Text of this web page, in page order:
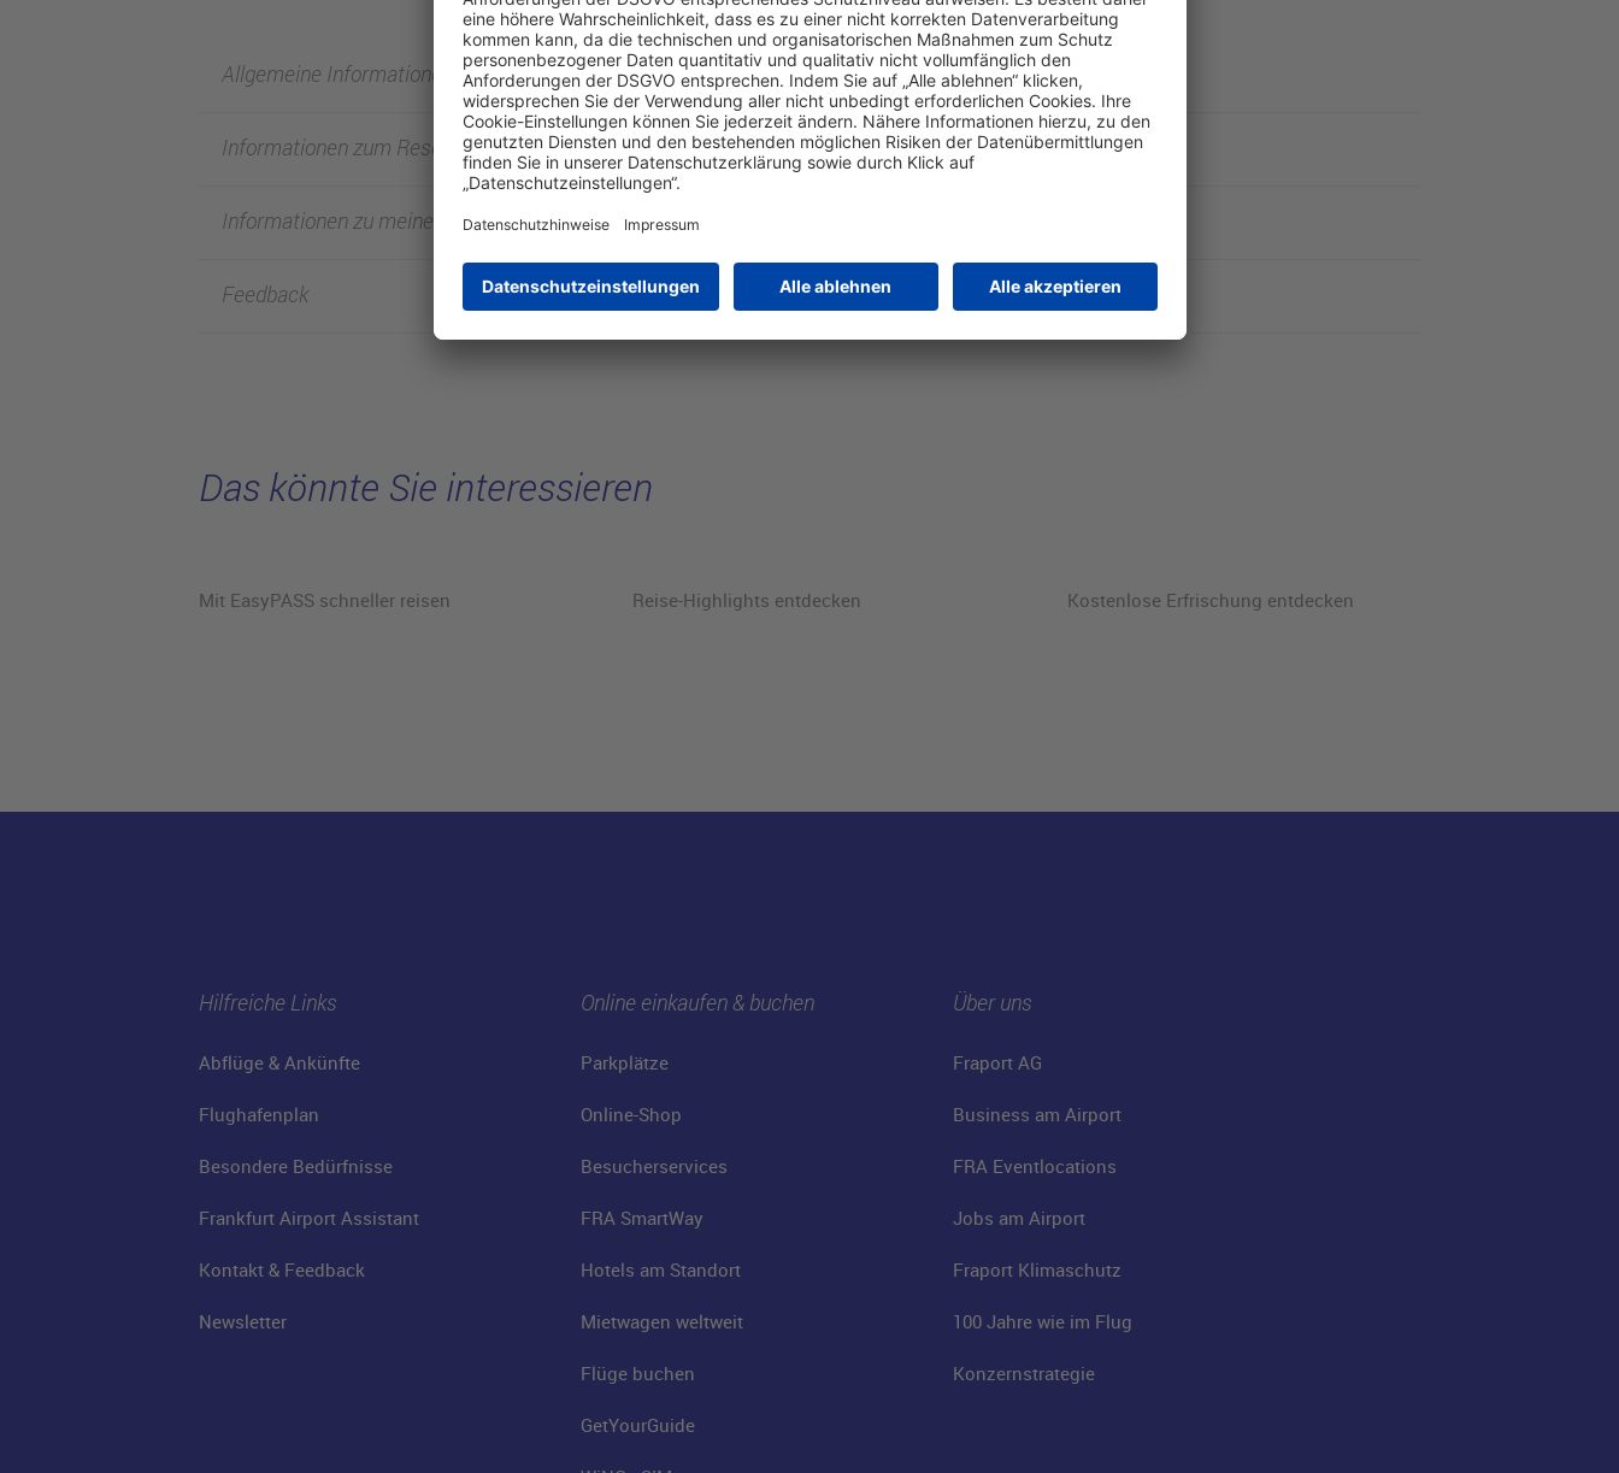
Allgemeine Informationen zu FRA SmartWay
Informationen zum Reservierungsprozess
Informationen zu meiner Reservierung
Feedback
Das könnte Sie interessieren
Mit EasyPASS schneller reisen Reise-Highlights entdecken Kostenlose Erfrischung entdecken
Hilfreiche Links
Abflüge & Ankünfte
Flughafenplan
Besondere Bedürfnisse
Frankfurt Airport Assistant
Kontakt & Feedback
Newsletter
Online einkaufen & buchen
Parkplätze
Online-Shop
Besucherservices
FRA SmartWay
Hotels am Standort
Mietwagen weltweit
Flüge buchen
GetYourGuide
Über uns
Fraport AG
Business am Airport
FRA Eventlocations
Jobs am Airport
Fraport Klimaschutz
100 Jahre wie im Flug
Konzernstrategie